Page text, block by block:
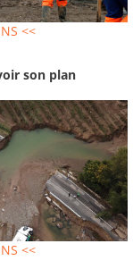
<<
son plan
<<